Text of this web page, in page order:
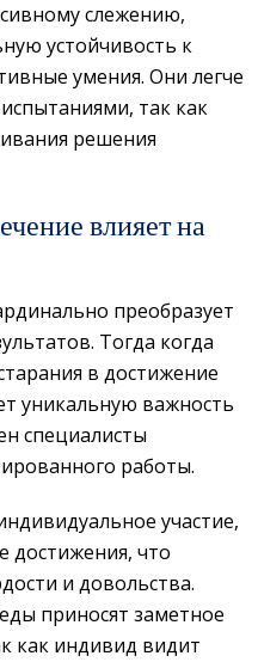
слежению,
устойчивость к
умения. Они легче
так как
решения
влияет на
преобразует
Тогда когда
в достижение
уникальную важность
специалисты
работы.
участие,
достижения, что
и довольства.
приносят заметное
как индивид видит